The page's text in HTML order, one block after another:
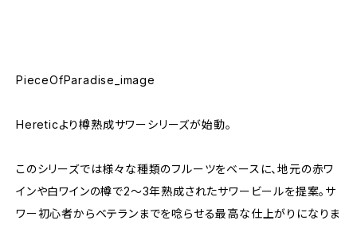
PieceOfParadise_image
Hereticより樽熟成サワーシリーズが始動。
このシリーズでは様々な種類のフルーツをベースに、地元の赤ワ
インや白ワインの樽で2〜3年熟成されたサワービールを提案。サ
ワー初心者からベテランまでを唸らせる最高な仕上がりになりま